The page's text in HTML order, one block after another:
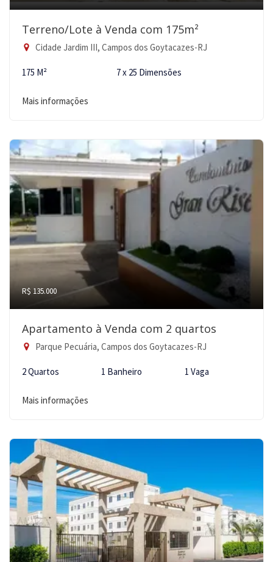
Terreno/Lote à Venda com 175m²
Cidade Jardim III, Campos dos Goytacazes-RJ
175 M² 7 x 25 Dimensões
Mais informações
R$ 135.000
Apartamento à Venda com 2 quartos
Parque Pecuária, Campos dos Goytacazes-RJ
2 Quartos 1 Banheiro 1 Vaga
Mais informações